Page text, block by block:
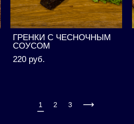
ГРЕНКИ С ЧЕСНОЧНЫМ
СОУСОМ
220 pуб.
1 2 3